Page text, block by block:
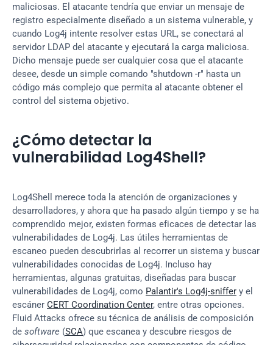
maliciosas. El atacante tendría que enviar un mensaje de
registro especialmente diseñado a un sistema vulnerable, y
cuando Log4j intente resolver estas URL, se conectará al
servidor LDAP del atacante y ejecutará la carga maliciosa.
Dicho mensaje puede ser cualquier cosa que el atacante
desee, desde un simple comando "shutdown -r" hasta un
código más complejo que permita al atacante obtener el
control del sistema objetivo.
¿Cómo detectar la
vulnerabilidad Log4Shell?
Log4Shell merece toda la atención de organizaciones y
desarrolladores, y ahora que ha pasado algún tiempo y se ha
comprendido mejor, existen formas eficaces de detectar las
vulnerabilidades de Log4j. Las útiles herramientas de
escaneo pueden descubrirlas al recorrer un sistema y buscar
vulnerabilidades conocidas de Log4j. Incluso hay
herramientas, algunas gratuitas, diseñadas para buscar
vulnerabilidades de Log4j, como Palantir's Log4j-sniffer y el
escáner CERT Coordination Center, entre otras opciones.
Fluid Attacks ofrece su técnica de análisis de composición
de software (SCA) que escanea y descubre riesgos de